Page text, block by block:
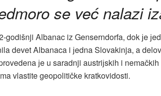
se već nalazi
godišnji Albanac iz Genserndorfa, dok јe
devet Albanaca i јedna Slovakinja, a
јe u saradnji austriјskih i
vlastite geopolitičke kratkovidosti.